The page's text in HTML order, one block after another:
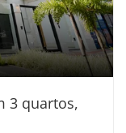
3 quartos,